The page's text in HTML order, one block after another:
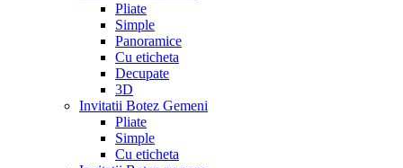
Pliate
Simple
Panoramice
Cu eticheta
Decupate
3D
Invitatii Botez Gemeni
Pliate
Simple
Cu eticheta